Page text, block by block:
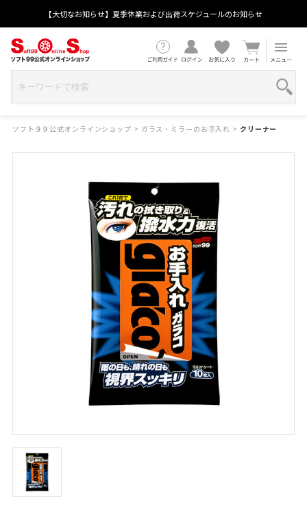
【大切なお知らせ】夏季休業および出荷スケジュールのお知らせ
ソフト９９公式オンラインショップ > ガラス・ミラーのお手入れ > クリーナー